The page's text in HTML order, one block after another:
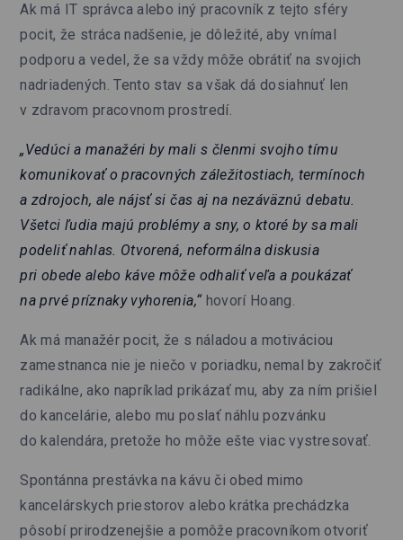
Ak má IT správca alebo iný pracovník z tejto sféry
pocit, že stráca nadšenie, je dôležité, aby vnímal
podporu a vedel, že sa vždy môže obrátiť na svojich
nadriadených. Tento stav sa však dá dosiahnuť len
v zdravom pracovnom prostredí.
„Vedúci a manažéri by mali s členmi svojho tímu
komunikovať o pracovných záležitostiach, termínoch
a zdrojoch, ale nájsť si čas aj na nezáväznú debatu.
Všetci ľudia majú problémy a sny, o ktoré by sa mali
podeliť nahlas. Otvorená, neformálna diskusia
pri obede alebo káve môže odhaliť veľa a poukázať
na prvé príznaky vyhorenia,“ hovorí Hoang.
Ak má manažér pocit, že s náladou a motiváciou
zamestnanca nie je niečo v poriadku, nemal by zakročiť
radikálne, ako napríklad prikázať mu, aby za ním prišiel
do kancelárie, alebo mu poslať náhlu pozvánku
do kalendára, pretože ho môže ešte viac vystresovať.
Spontánna prestávka na kávu či obed mimo
kancelárskych priestorov alebo krátka prechádzka
pôsobí prirodzenejšie a pomôže pracovníkom otvoriť